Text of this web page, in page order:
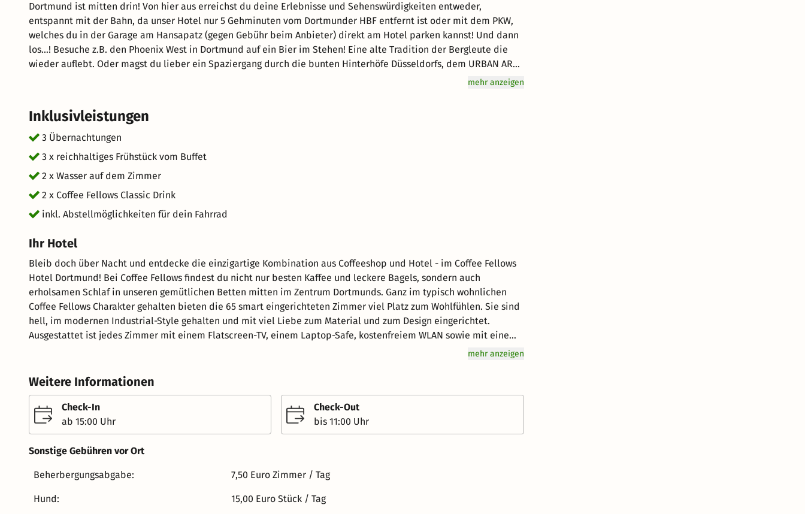
Dortmund ist mitten drin! Von hier aus erreichst du deine Erlebnisse und Sehenswürdigkeiten entweder,
entspannt mit der Bahn, da unser Hotel nur 5 Gehminuten vom Dortmunder HBF entfernt ist oder mit dem PKW,
welches du in der Garage am Hansapatz (gegen Gebühr beim Anbieter) direkt am Hotel parken kannst! Und dann
los…! Besuche z.B. den Phoenix West in Dortmund auf ein Bier im Stehen! Eine alte Tradition der Bergleute die
wieder auflebt. Oder magst du lieber ein Spaziergang durch die bunten Hinterhöfe Düsseldorfs, dem URBAN ART
WALK. Ein Besuch solltest du der Zeche Zollverein abstatten und damit den „Eifelturm des Ruhrgebiets“ in Essen
überdimensionale knallbunten Lego Steine an! Und ein Besuch am Kölner Dom und der Kölner Altstadt und
seiner Rheinpromenade solltest du am Abend nicht auslassen. Natürlich liegen wir auch unweit vieler Radwege
die du erkunden kannst, dein Fahrrad steht nachts sicher bei uns im Hotel! NRW hat so viel zu bieten, entdecke
von Dortmund aus deine Ziele! Wir freuen uns auf Dich!
mehr anzeigen
Inklusivleistungen
3 Übernachtungen
3 x reichhaltiges Frühstück vom Buffet
2 x Wasser auf dem Zimmer
2 x Coffee Fellows Classic Drink
inkl. Abstellmöglichkeiten für dein Fahrrad
Ihr Hotel
Bleib doch über Nacht und entdecke die einzigartige Kombination aus Coffeeshop und Hotel - im Coffee Fellows
Hotel Dortmund! Bei Coffee Fellows findest du nicht nur besten Kaffee und leckere Bagels, sondern auch
erholsamen Schlaf in unseren gemütlichen Betten mitten im Zentrum Dortmunds. Ganz im typisch wohnlichen
Coffee Fellows Charakter gehalten bieten die 65 smart eingerichteten Zimmer viel Platz zum Wohlfühlen. Sie sind
hell, im modernen Industrial-Style gehalten und mit viel Liebe zum Material und zum Design eingerichtet.
Ausgestattet ist jedes Zimmer mit einem Flatscreen-TV, einem Laptop-Safe, kostenfreiem WLAN sowie mit einem
Kaffeespezialitäten geben wir dir einen koffeinhaltigen Schub in den Tag und stärken dich mit frischem Obst,
Müsli, verschiedensten Backwaren und Belägen, sowie süßen Naschereien. Das Hotel befindet sich mitten im
Stadtzentrum Dortmunds und ist vom Hauptbahnhof und der nächstgelegenen U-Bahn Station Kampstraße in nur
5 Minunten zu Fuß zu erreichen. Es liegt zwischen dem Platz von Hiroshimaund der beliebten Einkaufsstraße
Westenhellweg. Auch viele der wichtigsten Sehenswürdigkeiten wie die Dortmunder Konzerthalle, das Museum für
Kunst und Kulturgeschichte sowie das Deutsche Fußballmuseum sind direkt um die Ecke und somit bequem zu
Dortmund. Wir freuen uns auf deinen Besuch!
mehr anzeigen
Weitere Informationen
Check-In
ab 15:00 Uhr
Check-Out
bis 11:00 Uhr
Sonstige Gebühren vor Ort
Beherbergungsabgabe: 7,50 Euro Zimmer / Tag
Hund: 15,00 Euro Stück / Tag